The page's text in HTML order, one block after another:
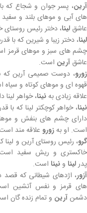
آرین، پسر جوان و شجاع که
های آبی و موهای بلند و
عاشق لینا، دختر رئیس
لینا، دختر زیبا و شیرین که با
چشم های سبز و موهای قرمز
عاشق آرین است.
زورو، دوست صمیمی آرین که
قهوه ای و موهای کوتاه و
علاقه زیادی بهنینا، خواهر لینا
نینا، خواهر کوچکتر لینا که
دارای چشم های بنفش و
است. او بهزورو علاقه مند
گرو، رئیس روستای آرین و
خاکستری و ریش سفید است.
پدرلینا ونینا است.
آزور، اژدهای شیطانی که قصد
های قرمز و نفس آتشین
دشمن آرین و تمام زنده گان